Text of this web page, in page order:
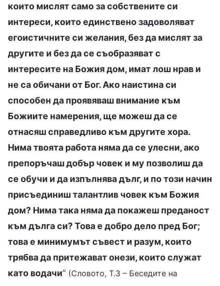
които мислят само за собствените си
интереси, които единствено задоволяват
егоистичните си желания, без да мислят за
другите и без да се съобразяват с
интересите на Божия дом, имат лош нрав и
не са обичани от Бог. Ако наистина си
способен да проявяваш внимание към
Божиите намерения, ще можеш да се
отнасяш справедливо към другите хора.
Нима твоята работа няма да се улесни, ако
препоръчаш добър човек и му позволиш да
се обучи и да изпълнява дълг, и по този начин
присъединиш талантлив човек към Божия
дом? Нима така няма да покажеш преданост
към дълга си? Това е добро дело пред Бог;
това е минимумът съвест и разум, които
трябва да притежават онези, които служат
като водачи“ (Словото, Т.3 – Беседите на